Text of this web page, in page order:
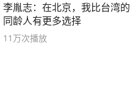
李胤志：在北京，我比台湾的
同龄人有更多选择
11万次播放